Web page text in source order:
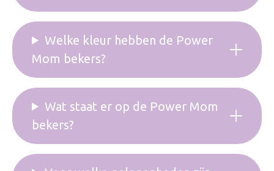
Welke kleur hebben de Power
Mom bekers?
Wat staat er op de Power Mom
bekers?